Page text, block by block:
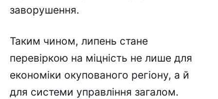
заворушення.
Таким чином, липень стане
перевіркою на міцність не лише для
економіки окупованого регіону, а й
для системи управління загалом.